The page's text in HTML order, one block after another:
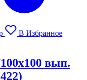
В Избранное
вып.